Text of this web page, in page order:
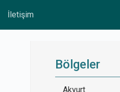
İletişim
Bölgeler
Akyurt